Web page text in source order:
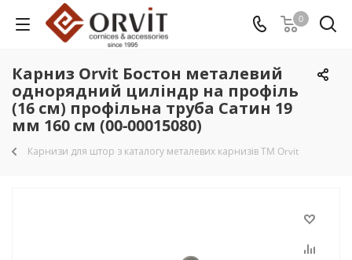
0
Карниз Orvit Бостон металевий
однорядний циліндр на профіль
(16 см) профільна труба Сатин 19
мм 160 см (00-00015080)
Карнизи для штор з каталогу металевих карнизів TM Orvit